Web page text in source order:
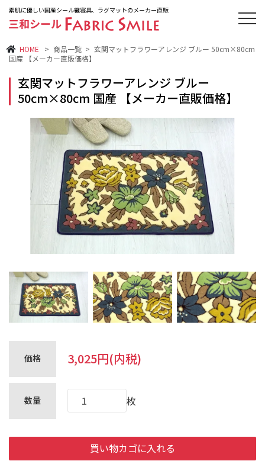
素肌に優しい国産シール織寝具、ラグマットのメーカー直販
シーツ 敷きパッド
毛布・ケット 絨毯・マット
ベストセラー 新商品
フェイクファー アウトレット
会員登録
お買い物ガイド
HOME > 商品一覧 > 玄関マットフラワーアレンジ ブルー 50cm×80cm
国産 【メーカー直販価格】
玄関マットフラワーアレンジ ブルー
50cm×80cm 国産 【メーカー直販価格】
価格 3,025円(内税)
数量 枚
買い物カゴに入れる